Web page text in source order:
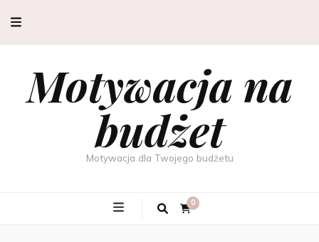
Motywacja na
budżet
Motywacja dla Twojego budżetu
0